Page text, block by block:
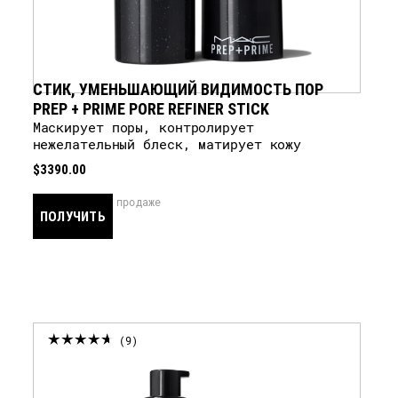
СТИК, УМЕНЬШАЮЩИЙ ВИДИМОСТЬ ПОР
PREP + PRIME PORE REFINER STICK
Маскирует поры, контролирует
нежелательный блеск, матирует кожу
$3390.00
ПОЛУЧИТЬ
скоро в продаже
9